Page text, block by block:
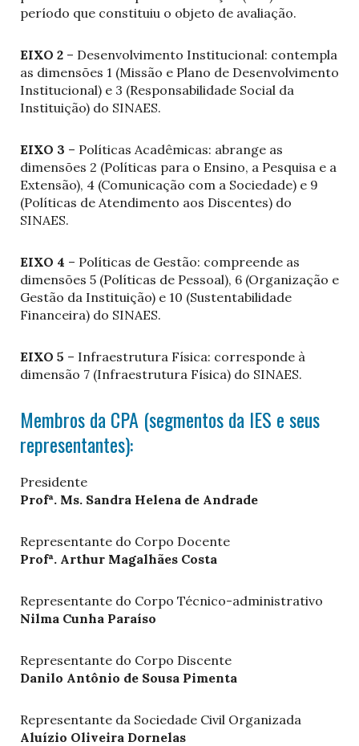
período que constituiu o objeto de avaliação.
EIXO 2 – Desenvolvimento Institucional: contempla
as dimensões 1 (Missão e Plano de Desenvolvimento
Institucional) e 3 (Responsabilidade Social da
Instituição) do SINAES.
EIXO 3 – Políticas Acadêmicas: abrange as
dimensões 2 (Políticas para o Ensino, a Pesquisa e a
Extensão), 4 (Comunicação com a Sociedade) e 9
(Políticas de Atendimento aos Discentes) do
SINAES.
EIXO 4 – Políticas de Gestão: compreende as
dimensões 5 (Políticas de Pessoal), 6 (Organização e
Gestão da Instituição) e 10 (Sustentabilidade
Financeira) do SINAES.
EIXO 5 – Infraestrutura Física: corresponde à
dimensão 7 (Infraestrutura Física) do SINAES.
Membros da CPA (segmentos da IES e seus
representantes):
Presidente
Profª. Ms. Sandra Helena de Andrade
Representante do Corpo Docente
Profª. Arthur Magalhães Costa
Representante do Corpo Técnico-administrativo
Nilma Cunha Paraíso
Representante do Corpo Discente
Danilo Antônio de Sousa Pimenta
Representante da Sociedade Civil Organizada
Aluízio Oliveira Dornelas